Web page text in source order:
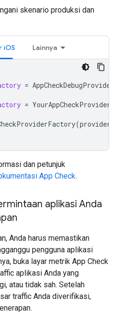
skenario produksi dan
iOS Lainnya
=
=
(
dan petunjuk
App Check.
aplikasi Anda
Anda harus memastikan
pengguna aplikasi
buka layar metrik App Check
aplikasi Anda yang
atau tidak sah. Setelah
traffic Anda diverifikasi,